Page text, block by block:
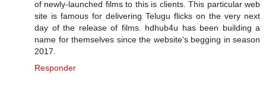
of newly-launched films to this is clients. This particular web
site is famous for delivering Telugu flicks on the very next
day of the release of films. hdhub4u has been building a
name for themselves since the website's begging in season
2017.
Responder